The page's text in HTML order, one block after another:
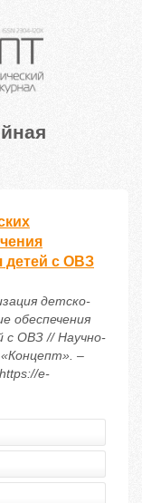
детей с ОВЗ
детско-
обеспечения
с ОВЗ // Научно-
–
e-